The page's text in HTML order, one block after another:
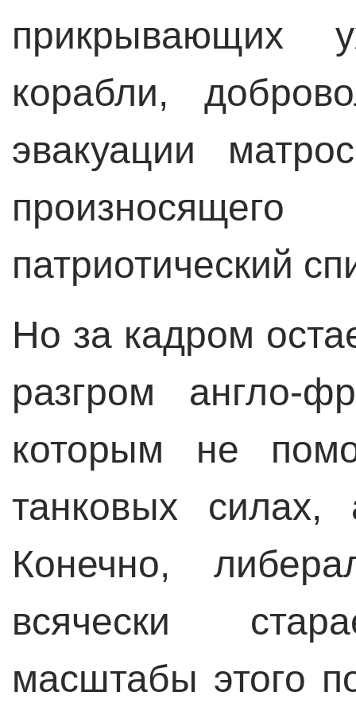
прикрывающих
корабли,
эвакуации
патриотический
Но за кадром
разгром англо-
которым не
танковых
Конечно,
всячески
масштабы этого